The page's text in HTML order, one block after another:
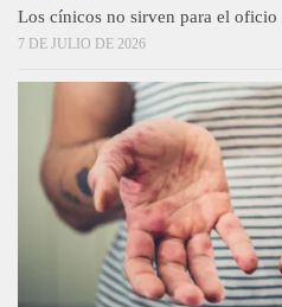
Los cínicos no sirven para el oficio
7 DE JULIO DE 2026